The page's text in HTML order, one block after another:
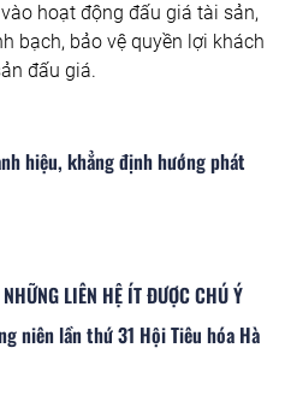
hoạt động đấu giá tài sản,
bạch, bảo vệ quyền lợi khách
đấu giá.
hiệu, khẳng định hướng phát
LIÊN HỆ ÍT ĐƯỢC CHÚ Ý
niên lần thứ 31 Hội Tiêu hóa Hà